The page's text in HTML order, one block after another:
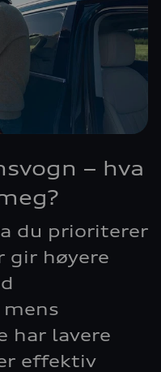
– hva
du prioriterer
gir høyere
har lavere
effektiv